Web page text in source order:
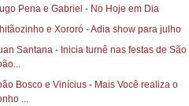
Pena e Gabriel - No Hoje em Dia
e Xororó - Adia show para julho
Santana - Inicia turnê nas festas de São
Bosco e Vinícius - Mais Você realiza o
...